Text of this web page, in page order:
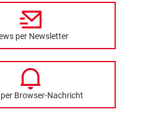
per Newsletter
Browser-Nachricht